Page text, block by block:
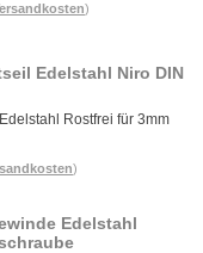
)
Edelstahl Niro DIN
Rostfrei für 3mm
)
Edelstahl